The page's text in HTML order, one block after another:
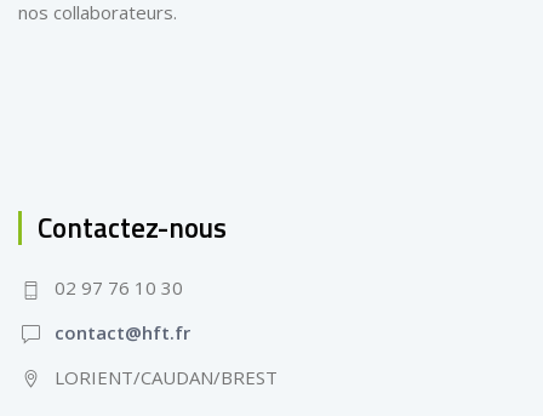
nos collaborateurs.
Contactez-nous
02 97 76 10 30
contact@hft.fr
LORIENT/CAUDAN/BREST